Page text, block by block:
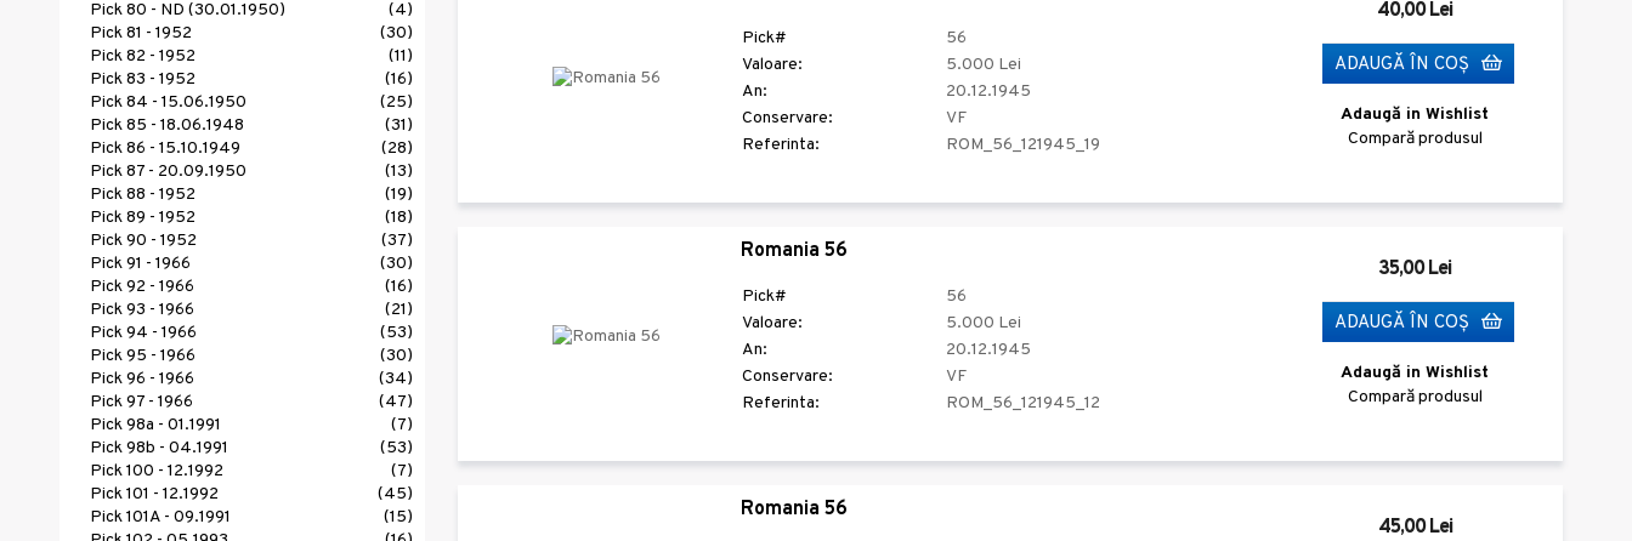
Pick 80 - ND (30.01.1950)
(4)
Pick 81 - 1952
(30)
Pick 82 - 1952
(11)
Pick 83 - 1952
(16)
Pick 84 - 15.06.1950
(25)
Pick 85 - 18.06.1948
(31)
Pick 86 - 15.10.1949
(28)
Pick 87 - 20.09.1950
(13)
Pick 88 - 1952
(19)
Pick 89 - 1952
(18)
Pick 90 - 1952
(37)
Pick 91 - 1966
(30)
Pick 92 - 1966
(16)
Pick 93 - 1966
(21)
Pick 94 - 1966
(53)
Pick 95 - 1966
(30)
Pick 96 - 1966
(34)
Pick 97 - 1966
(47)
Pick 98a - 01.1991
(7)
Pick 98b - 04.1991
(53)
Pick 100 - 12.1992
(7)
Pick 101 - 12.1992
(45)
Pick 101A - 09.1991
(15)
Pick#
56
Valoare:
5.000 Lei
An:
20.12.1945
Conservare:
VF
Referinta:
ROM_56_121945_19
40,00 Lei
ADAUGĂ ÎN COŞ
Adaugă in Wishlist
Compară produsul
Romania 56
Pick#
56
Valoare:
5.000 Lei
An:
20.12.1945
Conservare:
VF
Referinta:
ROM_56_121945_12
35,00 Lei
ADAUGĂ ÎN COŞ
Adaugă in Wishlist
Compară produsul
Romania 56
45,00 Lei